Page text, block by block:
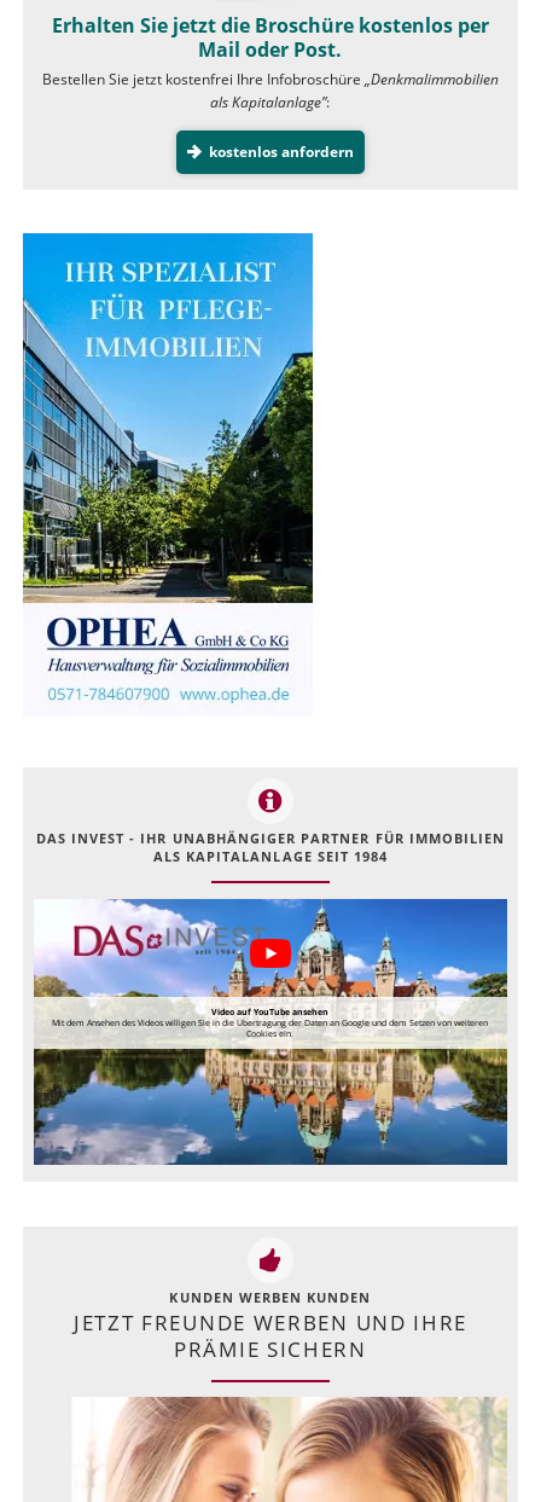
Erhalten Sie jetzt die Broschüre kostenlos per
Mail oder Post.
Bestellen Sie jetzt kostenfrei Ihre Infobroschüre „Denkmalimmobilien
als Kapitalanlage”:
kostenlos anfordern
DAS INVEST - IHR UNABHÄNGIGER PARTNER FÜR IMMOBILIEN
ALS KAPITALANLAGE SEIT 1984
Video auf YouTube ansehen
Mit dem Ansehen des Videos willigen Sie in die Übertragung der Daten an Google und dem Setzen von weiteren
Cookies ein.
KUNDEN WERBEN KUNDEN
JETZT FREUNDE WERBEN UND IHRE
PRÄMIE SICHERN